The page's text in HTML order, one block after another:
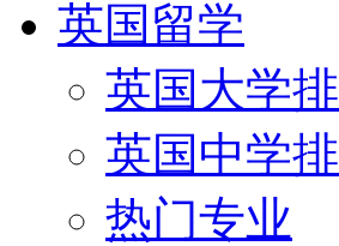
英国留学
英国大学
英国中学
热门专业